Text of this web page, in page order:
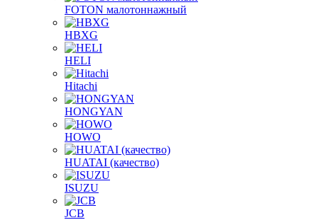
FOTON малотоннажный
HBXG
HELI
Hitachi
HONGYAN
HOWO
HUATAI (качество)
ISUZU
JCB